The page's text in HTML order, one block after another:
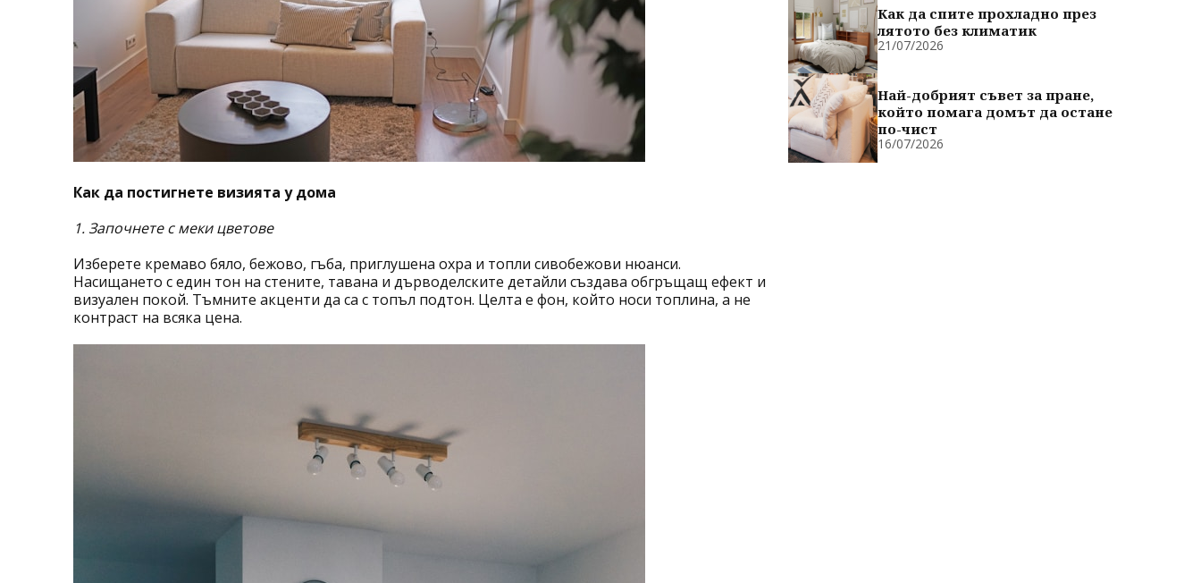
Как да постигнете визията у дома
1. Започнете с меки цветове
Изберете кремаво бяло, бежово, гъба, приглушена охра и топли сивобежови нюанси.
Насищането с един тон на стените, тавана и дърводелските детайли създава обгръщащ ефект и
визуален покой. Тъмните акценти да са с топъл подтон. Целта е фон, който носи топлина, а не
контраст на всяка цена.
Как да спите прохладно през
лятото без климатик
21/07/2026
Най-добрият съвет за пране,
който помага домът да остане
по-чист
16/07/2026